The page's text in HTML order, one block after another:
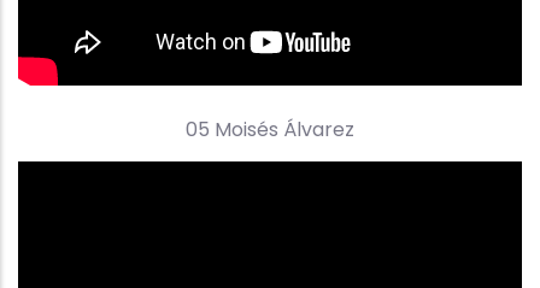
05 Moisés Álvarez